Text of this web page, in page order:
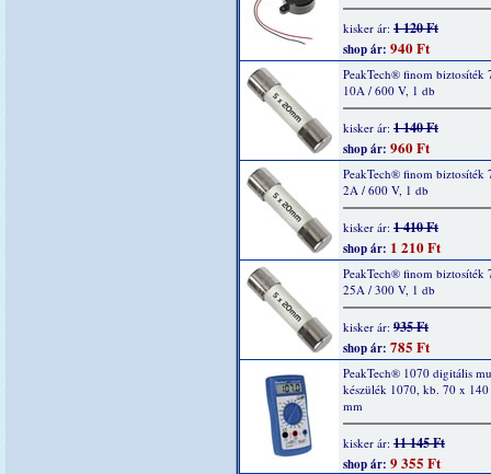
kisker ár: 1 120 Ft
shop ár: 940 Ft
PeakTech® finom biztosíték
10A / 600 V, 1 db
kisker ár: 1 140 Ft
shop ár: 960 Ft
PeakTech® finom biztosíték
2A / 600 V, 1 db
kisker ár: 1 410 Ft
shop ár: 1 210 Ft
PeakTech® finom biztosíték
25A / 300 V, 1 db
kisker ár: 935 Ft
shop ár: 785 Ft
PeakTech® 1070 digitális
készülék 1070, kb. 70 x
mm
kisker ár: 11 145 Ft
shop ár: 9 355 Ft